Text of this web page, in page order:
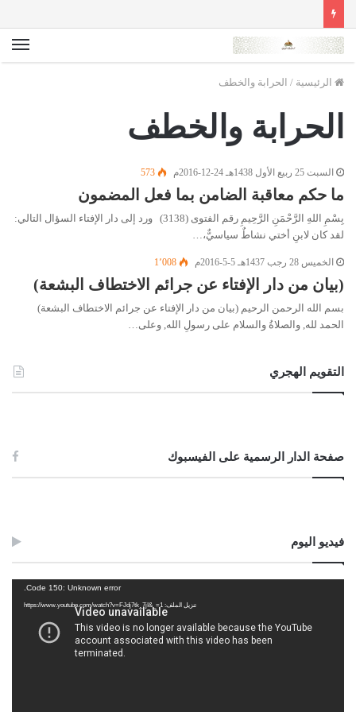
الرئيسية / الحرابة والخطف
الحرابة والخطف
السبت 25 ربيع الأول 1438هـ 24-12-2016م 573
ما حكم معاقبة الضامن بما فعل المضمون
بِسْمِ اللهِ الرَّحْمَنِ الرَّحِيمِ رقم الفتوى (3138) ورد إلى دار الإفتاء السؤال التالي:
لقد كان لابنِ أختي نشاطٌ سياسيٌّ،…
الخميس 28 رجب 1437هـ 5-5-2016م 1٬008
(بيان من دار الإفتاء عن جرائم الاختطاف البشعة)
بسم الله الرحمن الرحيم (بيان من دار الإفتاء عن جرائم الاختطاف البشعة)
الحمد لله, والصلاةُ والسلام على رسولِ الله, وعلى…
التقويم الهجري
صفحة الدار الرسمية على الفيسبوك
فيديو اليوم
Code 150: Unknown error.
تنزيل الملف: https://www.youtube.com/watch?v=FJdj7tk_7jI&_=1